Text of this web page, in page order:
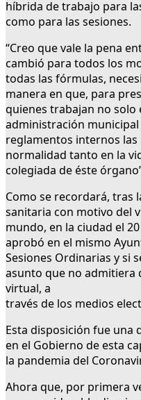
híbrida de trabajo para
como para las sesiones.
“Creo que vale la pena
cambió para todos los
todas las fórmulas,
manera en que, para
quienes trabajan no solo
administración
reglamentos internos las
normalidad tanto en la
colegiada de éste
Como se recordará, tras
sanitaria con motivo del
mundo, en la ciudad el
aprobó en el mismo
Sesiones Ordinarias y si
asunto que no admitiera
virtual, a
través de los medios
Esta disposición fue una
en el Gobierno de esta
la pandemia del
Ahora que, por primera